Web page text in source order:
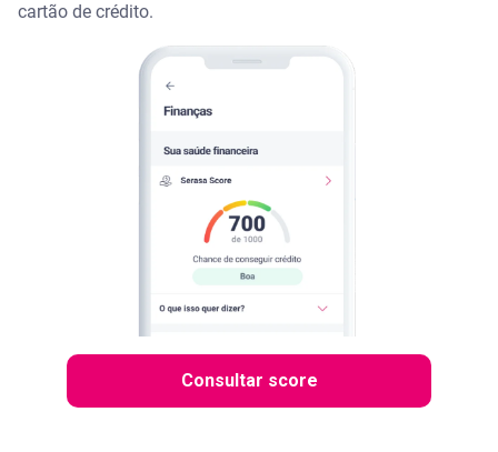
cartão de crédito.
Consultar score